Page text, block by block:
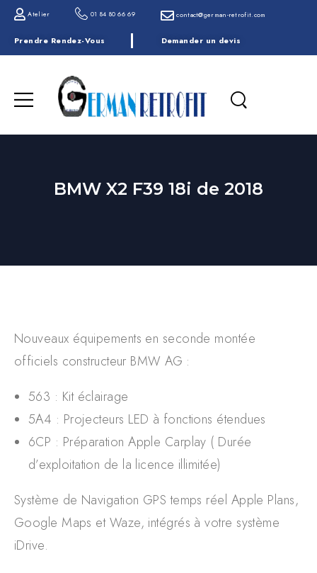
Atelier 01 84 80 66 69 contact@german-retrofit.com
Prendre Rendez-Vous Demander un devis
BMW X2 F39 18i de 2018
Nouveaux équipements en seconde montée
officiels constructeur BMW AG :
563 : Kit éclairage
5A4 : Projecteurs LED à fonctions étendues
6CP : Préparation Apple Carplay ( Durée
d’exploitation de la licence illimitée)
Système de Navigation GPS temps réel Apple Plans,
Google Maps et Waze, intégrés à votre système
iDrive.